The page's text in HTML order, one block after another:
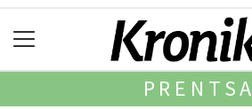
PRENTSA